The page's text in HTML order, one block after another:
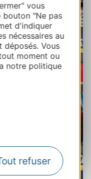
vous
bouton "Ne pas
d'indiquer
nécessaires au
Vous
moment ou
notre politique
refuser